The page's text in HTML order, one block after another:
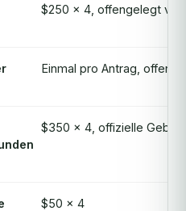
$250 × 4, offengelegt
Einmal pro Antrag,
$350 × 4, offizielle
$50 × 4